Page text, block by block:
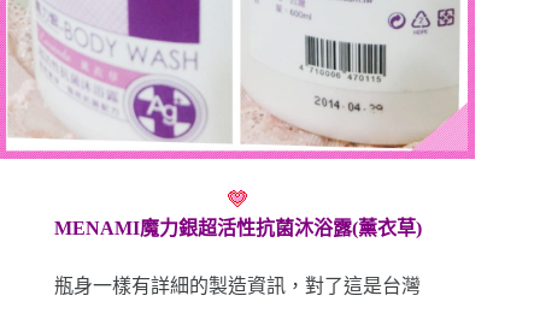
MENAMI魔力銀超活性抗菌沐浴露(薰衣草)
瓶身一樣有詳細的製造資訊，對了這是台灣